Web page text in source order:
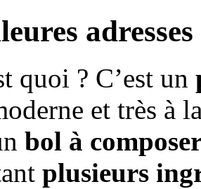
quoi ? C’est un
et très à
bol à
plusieurs